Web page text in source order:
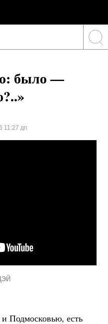
было —
11:27 дп
Подмосковью, есть